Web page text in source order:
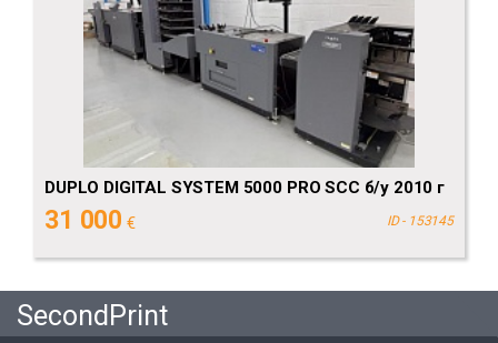
DUPLO DIGITAL SYSTEM 5000 PRO SCC б/у 2010 г
31 000 € ID - 153145
SecondPrint